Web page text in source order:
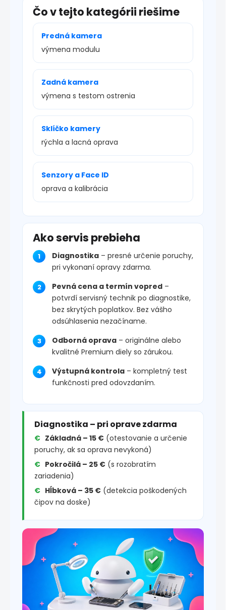
Čo v tejto kategórii riešime
Predná kamera
výmena modulu
Zadná kamera
výmena s testom ostrenia
Sklíčko kamery
rýchla a lacná oprava
Senzory a Face ID
oprava a kalibrácia
Ako servis prebieha
Diagnostika – presné určenie poruchy,
pri vykonaní opravy zdarma.
Pevná cena a termín vopred –
potvrdí servisný technik po diagnostike,
bez skrytých poplatkov. Bez vášho
odsúhlasenia nezačíname.
Odborná oprava – originálne alebo
kvalitné Premium diely so zárukou.
Výstupná kontrola – kompletný test
funkčnosti pred odovzdaním.
Diagnostika – pri oprave zdarma
Základná – 15 € (otestovanie a určenie
poruchy, ak sa oprava nevykoná)
Pokročilá – 25 € (s rozobratím
zariadenia)
Hĺbková – 35 € (detekcia poškodených
čipov na doske)